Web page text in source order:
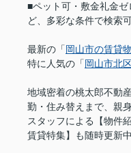
■ペット可・敷金礼金
ど、多彩な条件で検索
最新の「 岡山市の賃貸
特に人気の「 岡山市北
地域密着の桃太郎不動
勤・住み替えまで、親
スタッフによる【物件
賃貸特集】も随時更新中